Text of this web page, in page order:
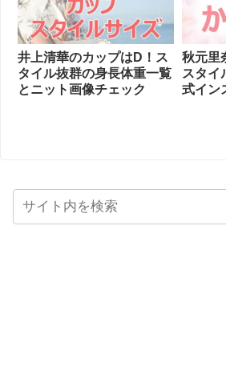
井上清華のカップはD！ス
タイル抜群の身長体重一覧
とニット画像チェック
秋元里
スタイ
式イン